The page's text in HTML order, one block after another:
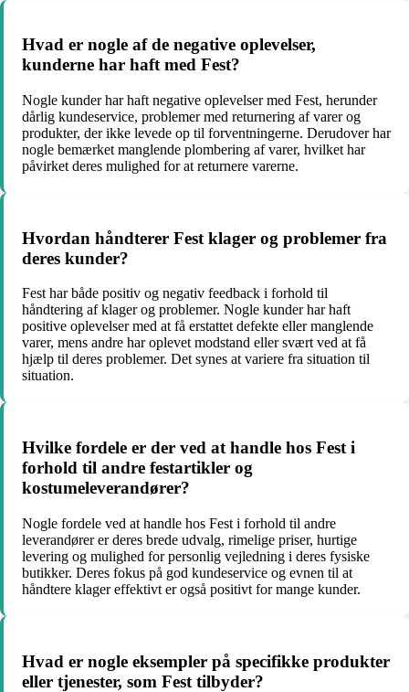
Hvad er nogle af de negative oplevelser,
kunderne har haft med Fest?
Nogle kunder har haft negative oplevelser med Fest, herunder
dårlig kundeservice, problemer med returnering af varer og
produkter, der ikke levede op til forventningerne. Derudover har
nogle bemærket manglende plombering af varer, hvilket har
påvirket deres mulighed for at returnere varerne.
Hvordan håndterer Fest klager og problemer fra
deres kunder?
Fest har både positiv og negativ feedback i forhold til
håndtering af klager og problemer. Nogle kunder har haft
positive oplevelser med at få erstattet defekte eller manglende
varer, mens andre har oplevet modstand eller svært ved at få
hjælp til deres problemer. Det synes at variere fra situation til
situation.
Hvilke fordele er der ved at handle hos Fest i
forhold til andre festartikler og
kostumeleverandører?
Nogle fordele ved at handle hos Fest i forhold til andre
leverandører er deres brede udvalg, rimelige priser, hurtige
levering og mulighed for personlig vejledning i deres fysiske
butikker. Deres fokus på god kundeservice og evnen til at
håndtere klager effektivt er også positivt for mange kunder.
Hvad er nogle eksempler på specifikke produkter
eller tjenester, som Fest tilbyder?